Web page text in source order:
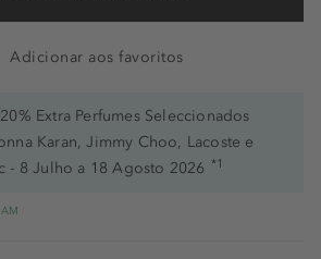
Adicionar aos favoritos
20% Extra Perfumes Seleccionados
Karan, Jimmy Choo, Lacoste e
- 8 Julho a 18 Agosto 2026 *1